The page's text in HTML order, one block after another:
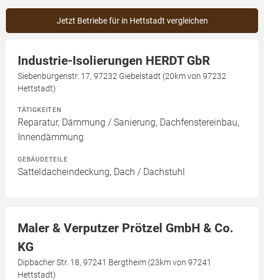
Jetzt Betriebe für in Hettstadt vergleichen
Industrie-Isolierungen HERDT GbR
Siebenbürgenstr. 17, 97232 Giebelstadt (20km von 97232
Hettstadt)
TÄTIGKEITEN
Reparatur, Dämmung / Sanierung, Dachfenstereinbau,
Innendämmung
GEBÄUDETEILE
Satteldacheindeckung, Dach / Dachstuhl
Maler & Verputzer Prötzel GmbH & Co.
KG
Dipbacher Str. 18, 97241 Bergtheim (23km von 97241
Hettstadt)